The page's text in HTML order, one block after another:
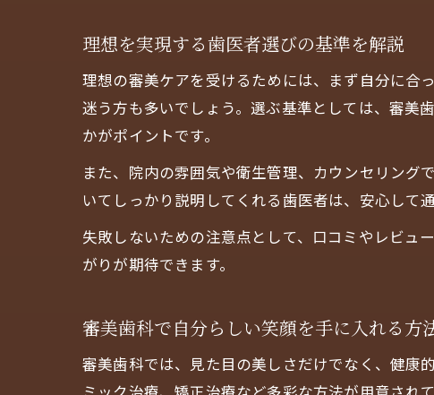
理想を実現する歯医者選びの基準を解説
理想の審美ケアを受けるためには、まず自分に合
迷う方も多いでしょう。選ぶ基準としては、審美
かがポイントです。
また、院内の雰囲気や衛生管理、カウンセリング
いてしっかり説明してくれる歯医者は、安心して
失敗しないための注意点として、口コミやレビュ
がりが期待できます。
審美歯科で自分らしい笑顔を手に入れる方
審美歯科では、見た目の美しさだけでなく、健康